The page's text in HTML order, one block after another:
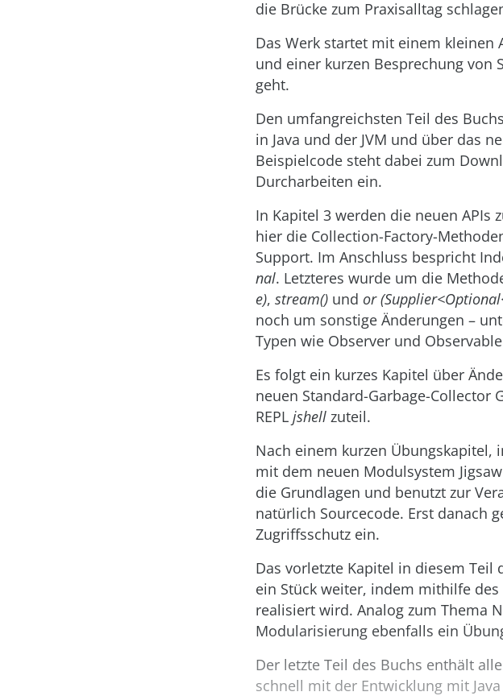
die Brücke zum Praxisalltag
Das Werk startet mit einem kleinen
und einer kurzen Besprechung von
geht.
Den umfangreichsten Teil des
in Java und der JVM und über das
Beispielcode steht dabei zum
Durcharbeiten ein.
In Kapitel 3 werden die neuen
hier die Collection-Factory-
Support. Im Anschluss bespricht
nal. Letzteres wurde um die
e), stream() und or
noch um sonstige Änderungen –
Typen wie Observer und
Es folgt ein kurzes Kapitel über
neuen Standard-Garbage-Collector
REPL jshell zuteil.
Nach einem kurzen Übungskapitel,
mit dem neuen Modulsystem
die Grundlagen und benutzt zur
natürlich Sourcecode. Erst danach
Zugriffsschutz ein.
Das vorletzte Kapitel in diesem
ein Stück weiter, indem mithilfe
realisiert wird. Analog zum Thema
Modularisierung ebenfalls ein
Der letzte Teil des Buchs enthält
schnell mit der Entwicklung mit